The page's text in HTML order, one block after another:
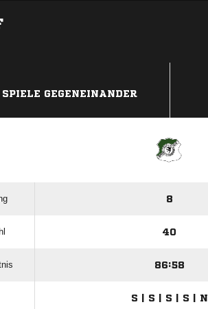
SPIELE GEGENEINANDER
8
40
86:58
S | S | S | S | N